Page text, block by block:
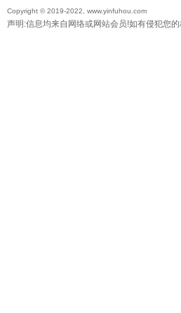
Copyright © 2019-2022, www.yinfuhou.com
声明:信息均来自网络或网站会员!如有侵犯您